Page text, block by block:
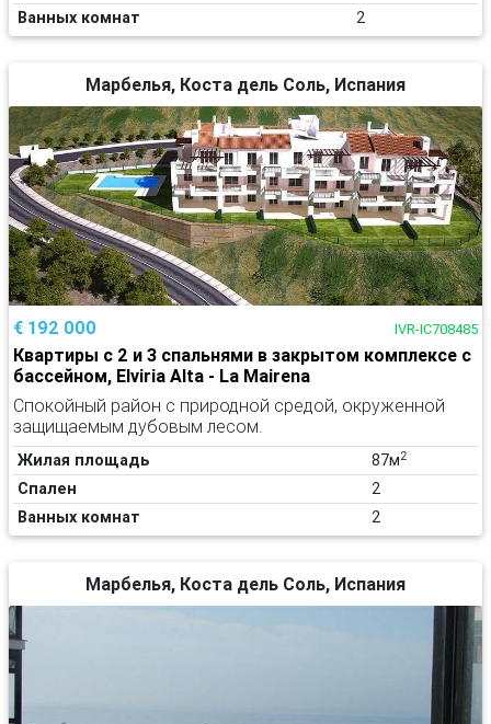
Ванных комнат
2
Марбелья, Коста дель Соль, Испания
€ 192 000 IVR-IC708485
Квартиры с 2 и 3 спальнями в закрытом комплексе с
бассейном, Elviria Alta - La Mairena
Спокойный район с природной средой, окруженной
защищаемым дубовым лесом.
Жилая площадь 87м2
Спален
2
Ванных комнат
2
Марбелья, Коста дель Соль, Испания